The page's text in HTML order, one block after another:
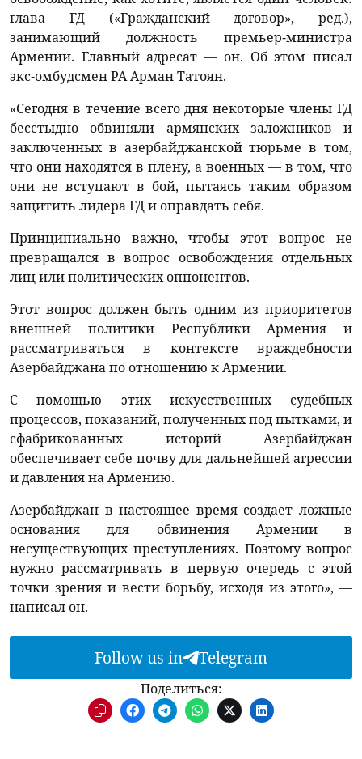
глава ГД («Гражданский договор», ред.),
занимающий должность премьер-министра
Армении. Главный адресат — он. Об этом писал
экс-омбудсмен РА Арман Татоян.
«Сегодня в течение всего дня некоторые члены ГД
бесстыдно обвиняли армянских заложников и
заключенных в азербайджанской тюрьме в том,
что они находятся в плену, а военных — в том, что
они не вступают в бой, пытаясь таким образом
защитить лидера ГД и оправдать себя.
Принципиально важно, чтобы этот вопрос не
превращался в вопрос освобождения отдельных
лиц или политических оппонентов.
Этот вопрос должен быть одним из приоритетов
внешней политики Республики Армения и
рассматриваться в контексте враждебности
Азербайджана по отношению к Армении.
С помощью этих искусственных судебных
процессов, показаний, полученных под пытками, и
сфабрикованных историй Азербайджан
обеспечивает себе почву для дальнейшей агрессии
и давления на Армению.
Азербайджан в настоящее время создает ложные
основания для обвинения Армении в
несуществующих преступлениях. Поэтому вопрос
нужно рассматривать в первую очередь с этой
точки зрения и вести борьбу, исходя из этого», —
написал он.
Follow us in Telegram
Поделиться: